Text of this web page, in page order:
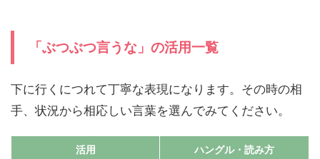
「ぶつぶつ言うな」の活用一覧
下に行くにつれて丁寧な表現になります。その時の相
手、状況から相応しい言葉を選んでみてください。
活用 ハングル・読み方